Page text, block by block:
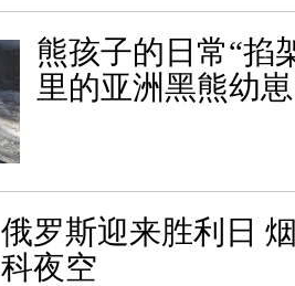
熊孩子的日常“掐
里的亚洲黑熊幼崽
俄罗斯迎来胜利日
科夜空